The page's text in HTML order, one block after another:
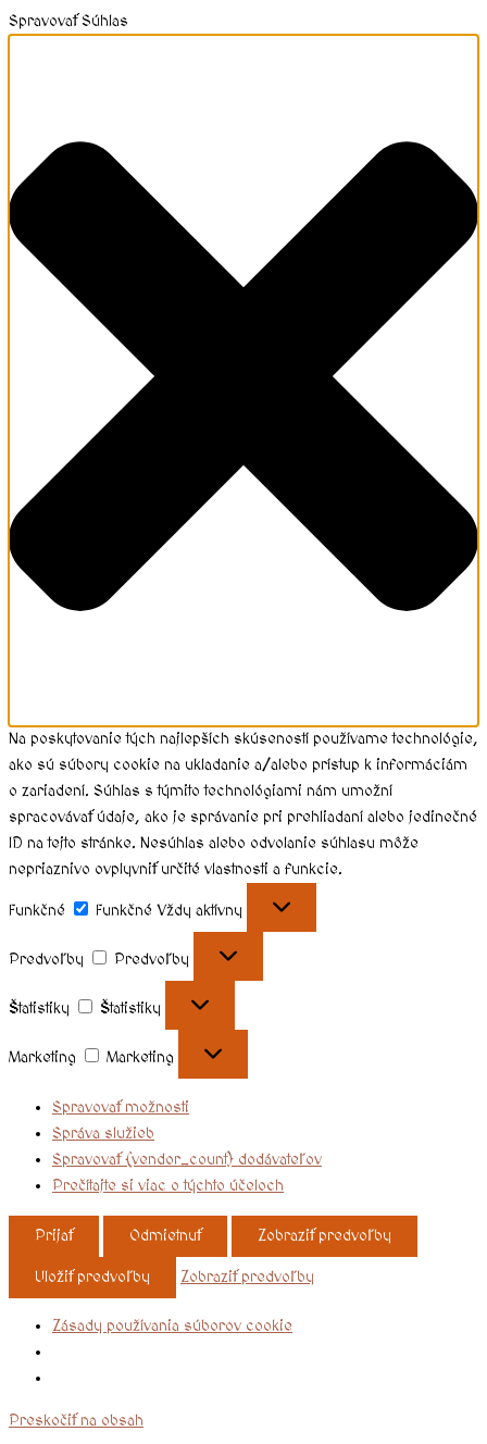
Spravovať Súhlas
Na poskytovanie tých najlepších skúseností používame technológie,
ako sú súbory cookie na ukladanie a/alebo prístup k informáciám
o zariadení. Súhlas s týmito technológiami nám umožní
spracovávať údaje, ako je správanie pri prehliadaní alebo jedinečné
ID na tejto stránke. Nesúhlas alebo odvolanie súhlasu môže
nepriaznivo ovplyvniť určité vlastnosti a funkcie.
Funkčné Funkčné Vždy aktívny
Predvoľby Predvoľby
Štatistiky Štatistiky
Marketing Marketing
Spravovať možnosti
Správa služieb
Spravovať {vendor_count} dodávateľov
Prečítajte si viac o týchto účeloch
Prijať Odmietnuť Zobraziť predvoľby
Uložiť predvoľby Zobraziť predvoľby
Zásady používania súborov cookie
Preskočiť na obsah